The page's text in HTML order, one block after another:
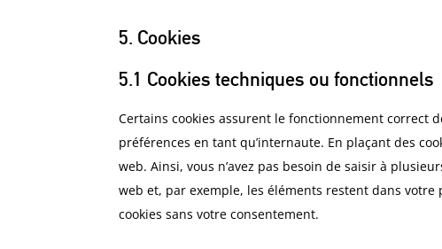
5. Cookies
5.1 Cookies techniques ou fonctionnels
Certains cookies assurent le fonctionnement correct
préférences en tant qu’internaute. En plaçant des
web. Ainsi, vous n’avez pas besoin de saisir à
web et, par exemple, les éléments restent dans
cookies sans votre consentement.